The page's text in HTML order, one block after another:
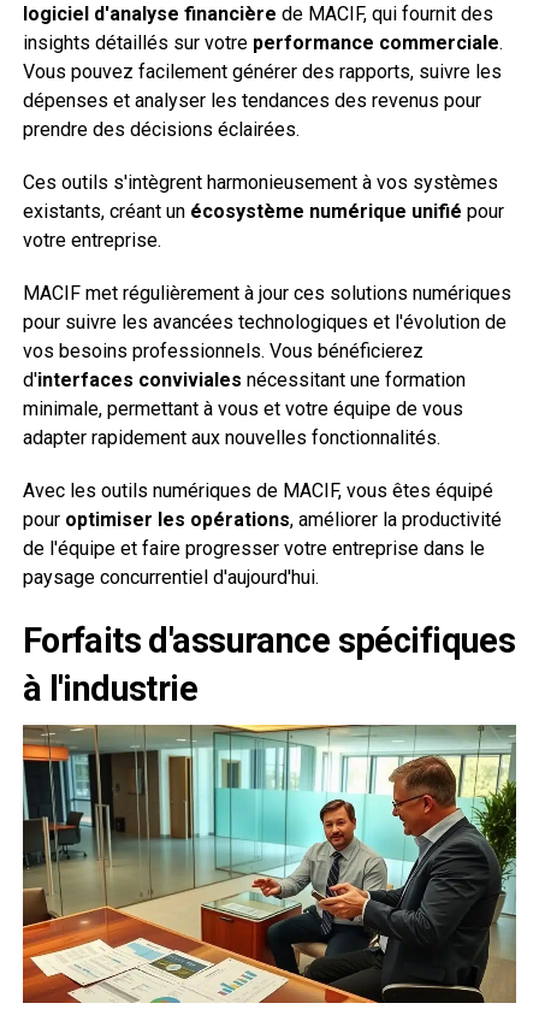
logiciel d'analyse financière de MACIF, qui fournit des
insights détaillés sur votre performance commerciale.
Vous pouvez facilement générer des rapports, suivre les
dépenses et analyser les tendances des revenus pour
prendre des décisions éclairées.
Ces outils s'intègrent harmonieusement à vos systèmes
existants, créant un écosystème numérique unifié pour
votre entreprise.
MACIF met régulièrement à jour ces solutions numériques
pour suivre les avancées technologiques et l'évolution de
vos besoins professionnels. Vous bénéficierez
d'interfaces conviviales nécessitant une formation
minimale, permettant à vous et votre équipe de vous
adapter rapidement aux nouvelles fonctionnalités.
Avec les outils numériques de MACIF, vous êtes équipé
pour optimiser les opérations, améliorer la productivité
de l'équipe et faire progresser votre entreprise dans le
paysage concurrentiel d'aujourd'hui.
Forfaits d'assurance spécifiques
à l'industrie